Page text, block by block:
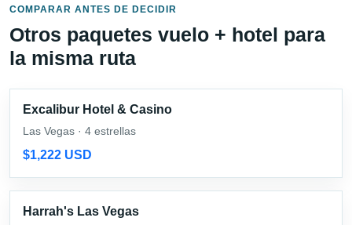
COMPARAR ANTES DE DECIDIR
Otros paquetes vuelo + hotel para
la misma ruta
Excalibur Hotel & Casino
Las Vegas · 4 estrellas
$1,222 USD
Harrah's Las Vegas